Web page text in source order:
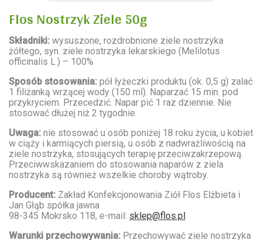
Flos Nostrzyk Ziele 50g
Składniki: wysuszone, rozdrobnione ziele nostrzyka
żółtego, syn. ziele nostrzyka lekarskiego ( Melilotus
officinalis L.) – 100%
Sposób stosowania: pół łyżeczki produktu (ok. 0,5 g) zalać
1 filiżanką wrzącej wody (150 ml). Naparzać 15 min. pod
przykryciem. Przecedzić. Napar pić 1 raz dziennie. Nie
stosować dłużej niż 2 tygodnie.
Uwaga: nie stosować u osób poniżej 18 roku życia, u kobiet
w ciąży i karmiących piersią, u osób z nadwrażliwością na
ziele nostrzyka, stosujących terapię przeciwzakrzepową.
Przeciwwskazaniem do stosowania naparów z ziela
nostrzyka są również wszelkie choroby wątroby.
Producent: Zakład Konfekcjonowania Ziół Flos Elżbieta i
Jan Głąb spółka jawna
98-345 Mokrsko 118, e-mail: sklep@flos.pl
Warunki przechowywania: Przechowywać ziele nostrzyka